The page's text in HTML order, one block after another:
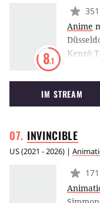
8.1
351
Anime
Kenzō
Seine
weitere
IM STREAM
INVINCIBLE
US(2021 - 2026) |
171